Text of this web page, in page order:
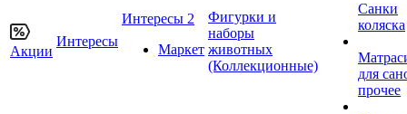
Акции
Интересы
Интересы 2
Маркет
Фигурки и
наборы
животных
(Коллекционные)
Санки
коляска
для
прочее